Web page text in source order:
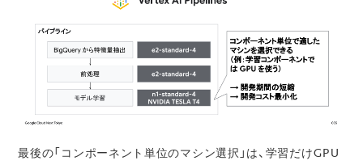
最後の「コンポーネント単位のマシン選択」は、学習だけGPU